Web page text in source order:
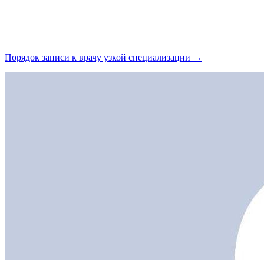
Порядок записи к врачу узкой специализации →